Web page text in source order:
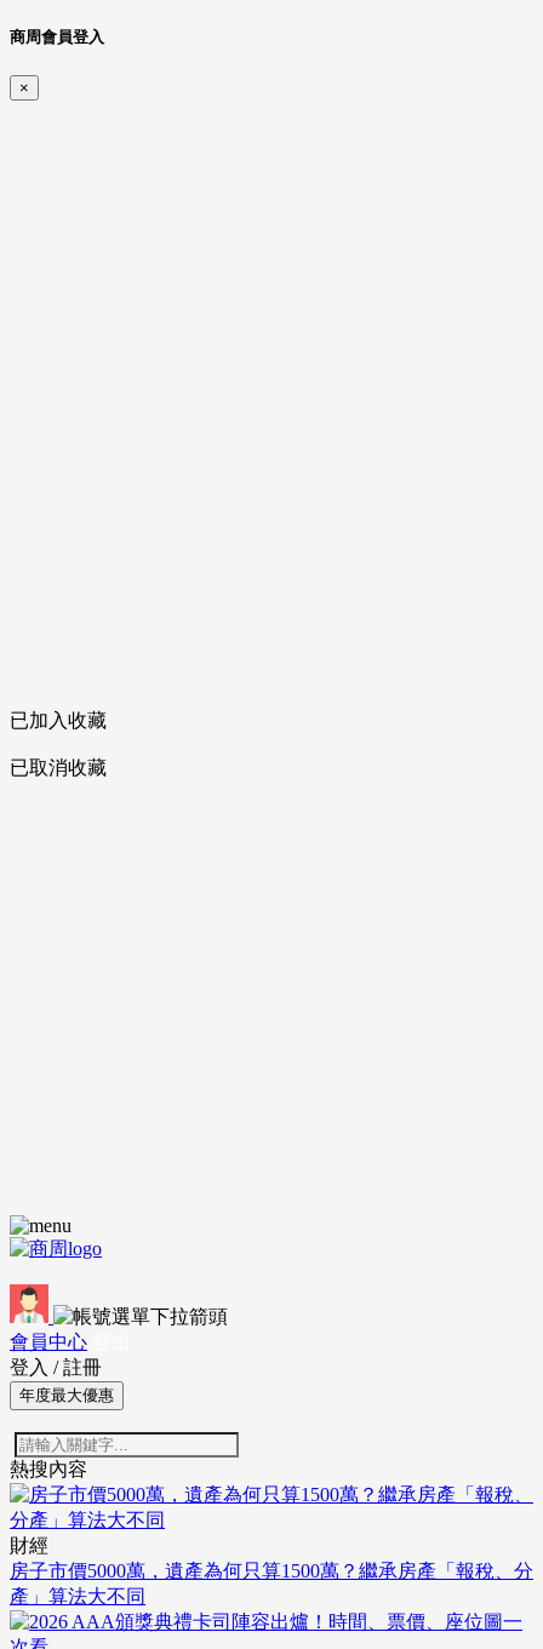
商周會員登入
×
已加入收藏
已取消收藏
會員中心
登入 / 註冊
年度最大優惠
熱搜內容
財經
房子市價5000萬，遺產為何只算1500萬？繼承房產「報稅、分
產」算法大不同